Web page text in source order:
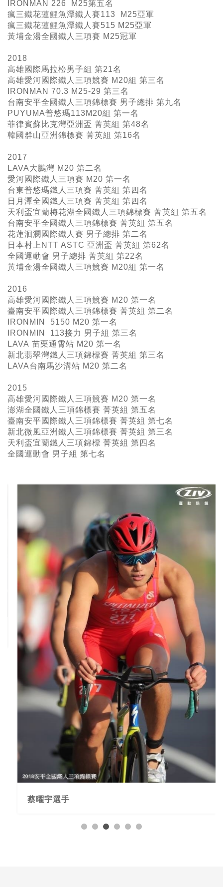
IRONMAN 226 M25第五名
瘋三鐵花蓮鯉魚潭鐵人賽113 M25亞軍
瘋三鐵花蓮鯉魚潭鐵人賽515 M25亞軍
黃埔金湯全國鐵人三項賽 M25冠軍
2018
高雄國際馬拉松男子組 第21名
高雄愛河國際鐵人三項競賽 M20組 第三名
IRONMAN 70.3 M25-29 第三名
台南安平全國鐵人三項錦標賽 男子總排 第九名
PUYUMA普悠瑪113M20組 第一名
菲律賓蘇比克灣亞洲盃 菁英組 第48名
韓國群山亞洲錦標賽 菁英組 第16名
2017
LAVA大鵬灣 M20 第二名
愛河國際鐵人三項賽 M20 第一名
台東普悠瑪鐵人三項賽 菁英組 第四名
日月潭全國鐵人三項賽 菁英組 第四名
天利盃宜蘭梅花湖全國鐵人三項錦標賽 菁英組 第五名
台南安平全國鐵人三項錦標賽 菁英組 第五名
花蓮洄瀾國際鐵人賽 男子總排 第二名
日本村上NTT ASTC 亞洲盃 菁英組 第62名
全國運動會 男子總排 菁英組 第22名
黃埔金湯全國鐵人三項競賽 M20組 第一名
2016
高雄愛河國際鐵人三項競賽 M20 第一名
臺南安平國際鐵人三項錦標賽 菁英組 第二名
IRONMIN 5150 M20 第一名
IRONMIN 113接力 男子組 第三名
LAVA 苗栗通霄站 M20 第一名
新北翡翠灣鐵人三項錦標賽 菁英組 第三名
LAVA台南馬沙溝站 M20 第二名
2015
高雄愛河國際鐵人三項競賽 M20 第一名
澎湖全國鐵人三項錦標賽 菁英組 第五名
臺南安平國際鐵人三項錦標賽 菁英組 第七名
新北微風亞洲鐵人三項錦標賽 菁英組 第三名
天利盃宜蘭鐵人三項錦標 菁英組 第四名
全國運動會 男子組 第七名
蔡曜宇選手